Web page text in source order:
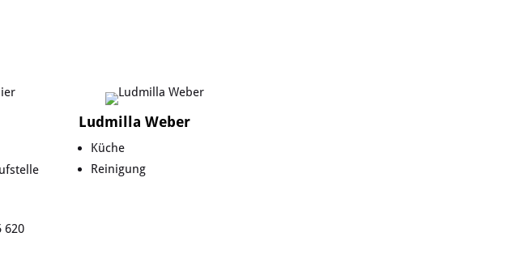
620
Ludmilla Weber
Küche
Reinigung